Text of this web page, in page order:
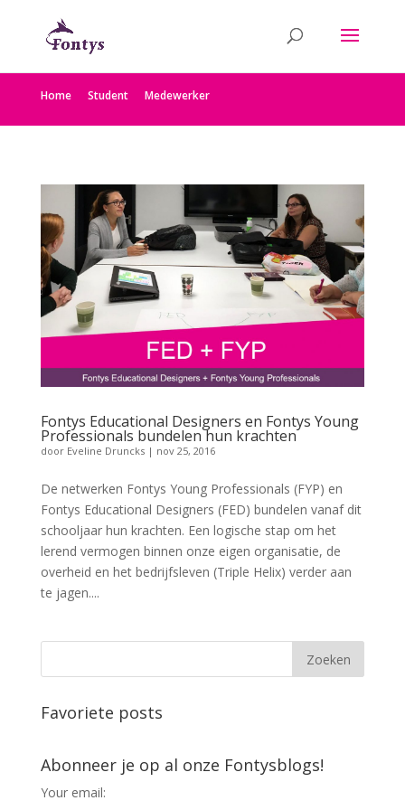
Home Student Medewerker
Fontys Educational Designers en Fontys Young
Professionals bundelen hun krachten
door Eveline Druncks| nov 25, 2016
De netwerken Fontys Young Professionals (FYP) en
Fontys Educational Designers (FED) bundelen vanaf dit
schooljaar hun krachten. Een logische stap om het
lerend vermogen binnen onze eigen organisatie, de
overheid en het bedrijfsleven (Triple Helix) verder aan
te jagen....
Favoriete posts
Abonneer je op al onze Fontysblogs!
Your email: